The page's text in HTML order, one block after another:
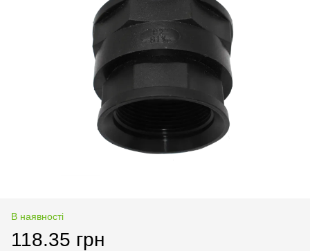
В наявності
118.35 грн